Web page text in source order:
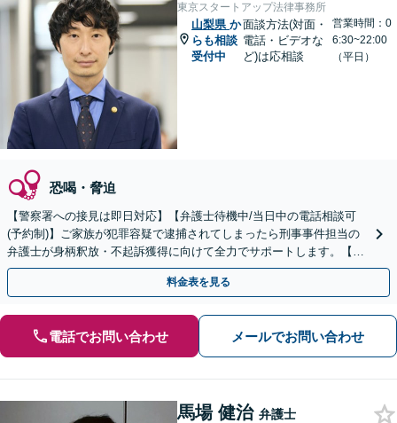
東京スタートアップ法律事務所
山梨県 か
らも相談
受付中
面談方法(対面・
電話・ビデオな
ど)は応相談
営業時間：0
6:30~22:00
（平日）
恐喝・脅迫
【警察署への接見は即日対応】【弁護士待機中/当日中の電話相談可
(予約制)】ご家族が犯罪容疑で逮捕されてしまったら刑事事件担当の
弁護士が身柄釈放・不起訴獲得に向けて全力でサポートします。【毎
月100名以上の相談実績】【全国対応】
料金表を見る
電話でお問い合わせ メールでお問い合わせ
馬場 健治 弁護士